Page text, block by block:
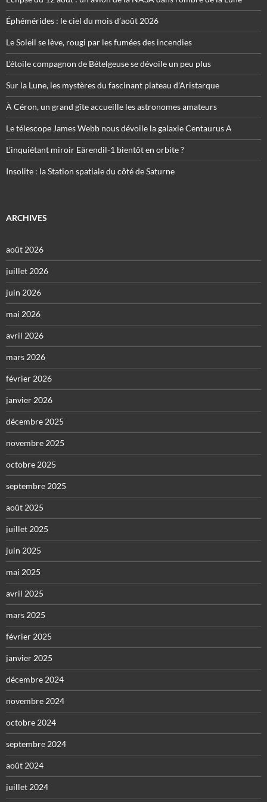
Éphémérides : le ciel du mois d’août 2026
Le Soleil se lève, rougi par les fumées des incendies
L’étoile compagnon de Bételgeuse se dévoile un peu plus
Sur la Lune, les mystères du fascinant plateau d’Aristarque
À Céron, un grand gîte accueille les astronomes amateurs
Le télescope James Webb nous dévoile la galaxie Centaurus A
L’inquiétant miroir Eärendil-1 bientôt en orbite ?
Insolite : la Station spatiale du côté de Saturne
ARCHIVES
août 2026
juillet 2026
juin 2026
mai 2026
avril 2026
mars 2026
février 2026
janvier 2026
décembre 2025
novembre 2025
octobre 2025
septembre 2025
août 2025
juillet 2025
juin 2025
mai 2025
avril 2025
mars 2025
février 2025
janvier 2025
décembre 2024
novembre 2024
octobre 2024
septembre 2024
août 2024
juillet 2024